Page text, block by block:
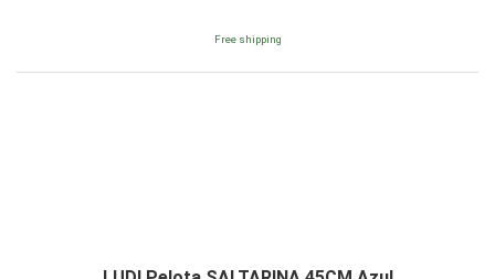
Free shipping